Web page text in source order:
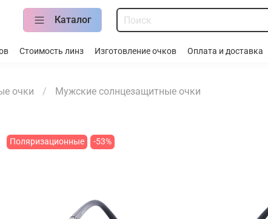
Каталог
Стоимость линз Изготовление очков Оплата и доставка
очки Мужские солнцезащитные очки
Поляризационные -53%